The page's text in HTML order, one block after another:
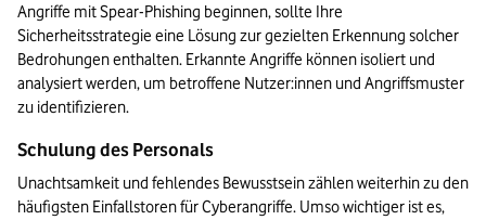
Angriffe mit Spear-Phishing beginnen, sollte Ihre
Sicherheitsstrategie eine Lösung zur gezielten Erkennung solcher
Bedrohungen enthalten. Erkannte Angriffe können isoliert und
analysiert werden, um betroffene Nutzer:innen und Angriffsmuster
zu identifizieren.
Schulung des Personals
Unachtsamkeit und fehlendes Bewusstsein zählen weiterhin zu den
häufigsten Einfallstoren für Cyberangriffe. Umso wichtiger ist es,